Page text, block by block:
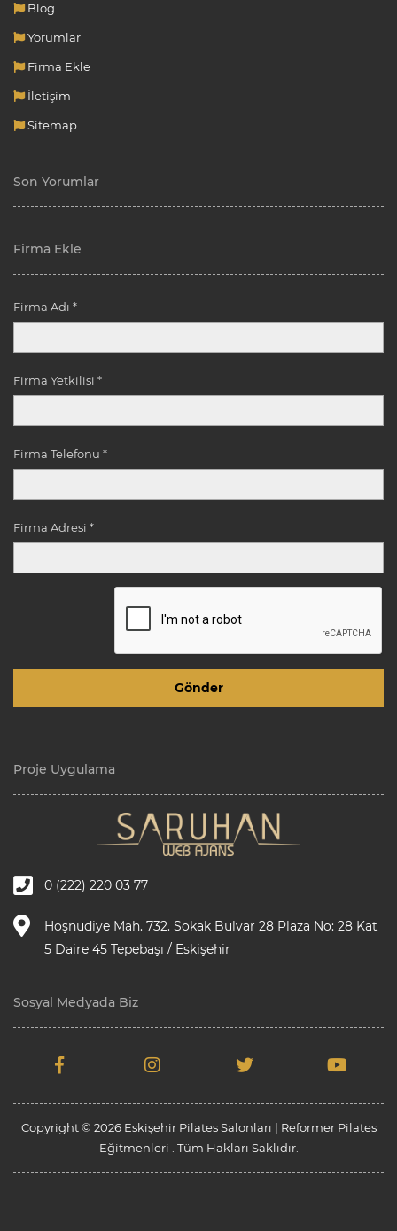
Blog
Yorumlar
Firma Ekle
İletişim
Sitemap
Son Yorumlar
Firma Ekle
Firma Adı *
Firma Yetkilisi *
Firma Telefonu *
Firma Adresi *
Proje Uygulama
0 (222) 220 03 77
Hoşnudiye Mah. 732. Sokak Bulvar 28 Plaza No: 28 Kat
5 Daire 45 Tepebaşı / Eskişehir
Sosyal Medyada Biz
Copyright © 2026 Eskişehir Pilates Salonları | Reformer Pilates
Eğitmenleri . Tüm Hakları Saklıdır.